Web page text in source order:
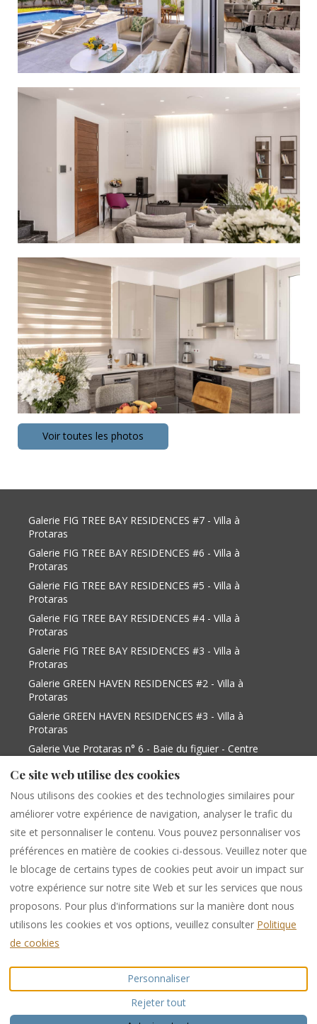
Voir toutes les photos
Galerie FIG TREE BAY RESIDENCES #7 - Villa à
Protaras
Galerie FIG TREE BAY RESIDENCES #6 - Villa à
Protaras
Galerie FIG TREE BAY RESIDENCES #5 - Villa à
Protaras
Galerie FIG TREE BAY RESIDENCES #4 - Villa à
Protaras
Galerie FIG TREE BAY RESIDENCES #3 - Villa à
Protaras
Galerie GREEN HAVEN RESIDENCES #2 - Villa à
Protaras
Galerie GREEN HAVEN RESIDENCES #3 - Villa à
Protaras
Galerie Vue Protaras n° 6 - Baie du figuier - Centre
Galerie Vue Protaras n°9 - Baie du Fig Tree -
Centre de Protaras - Maison de vacances à
Protara...
Galerie Protaras Vue 2 - Baie du Figuier Centre de
Protaras - Villa à Paralimni
Français EUR +35799538599
284 Protaras -Cape Greco
Avenue, Shop 1,
PARALIMNI, Famagusta,
E-mail:
info@purpleinternational.e
réservés
Ce site web utilise des cookies
Nous utilisons des cookies et des technologies similaires pour
améliorer votre expérience de navigation, analyser le trafic du
site et personnaliser le contenu. Vous pouvez personnaliser vos
préférences en matière de cookies ci-dessous. Veuillez noter que
le blocage de certains types de cookies peut avoir un impact sur
votre expérience sur notre site Web et sur les services que nous
proposons. Pour plus d'informations sur la manière dont nous
utilisons les cookies et vos options, veuillez consulter Politique
de cookies
Personnaliser
Rejeter tout